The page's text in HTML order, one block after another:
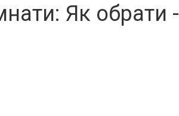
Як обрати -